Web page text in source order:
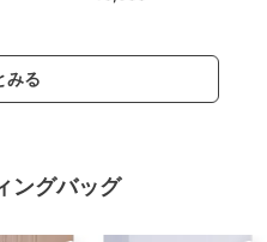
みる
ングバッグ